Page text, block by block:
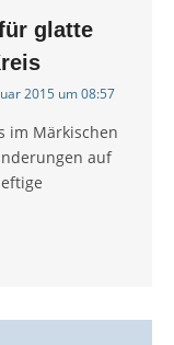
glatte
2015 um 08:57
im Märkischen
auf